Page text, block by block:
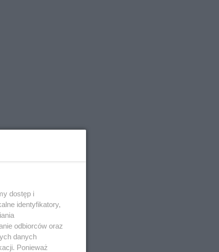
dostęp i
identyfikatory,
odbiorców oraz
danych
Ponieważ